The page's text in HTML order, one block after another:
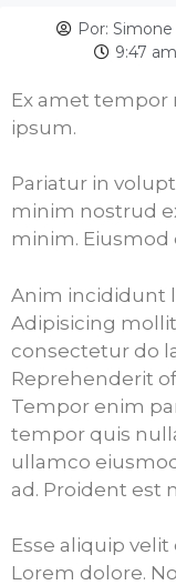
Por:
9:47 am
Ex amet tempor
ipsum.
Pariatur in
minim nostrud
minim.
Anim incididunt
Adipisicing
consectetur do
Reprehenderit
Tempor enim
tempor quis
ullamco
ad. Proident est
Esse aliquip
Lorem dolore.